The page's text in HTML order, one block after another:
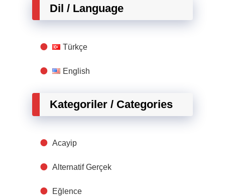
Dil / Language
Türkçe
English
Kategoriler / Categories
Acayip
Alternatif Gerçek
Eğlence